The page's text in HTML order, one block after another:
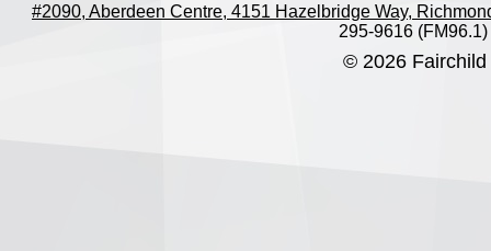
#2090, Aberdeen Centre, 4151 Hazelbridge Way,
295-9616 (FM96.1)
© 2026 Fairchild